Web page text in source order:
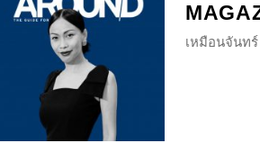
เหมือนจันท